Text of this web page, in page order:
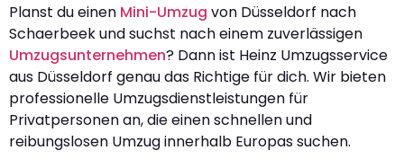
Planst du einen Mini-Umzug von Düsseldorf nach
Schaerbeek und suchst nach einem zuverlässigen
Umzugsunternehmen? Dann ist Heinz Umzugsservice
aus Düsseldorf genau das Richtige für dich. Wir bieten
professionelle Umzugsdienstleistungen für
Privatpersonen an, die einen schnellen und
reibungslosen Umzug innerhalb Europas suchen.